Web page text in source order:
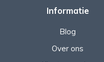
Informatie
Blog
Over ons